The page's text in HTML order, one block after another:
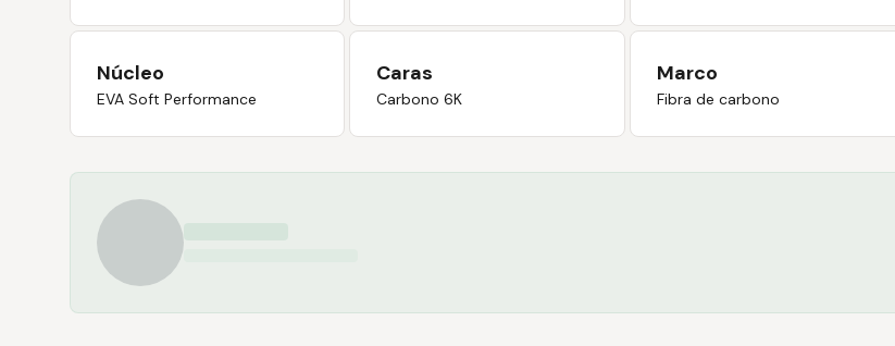
Núcleo
EVA Soft Performance
Caras
Carbono 6K
Marco
Fibra de carbono